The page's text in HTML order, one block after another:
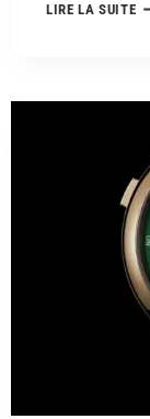
LIRE LA SUITE